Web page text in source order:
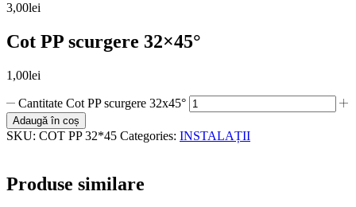
3,00lei
Cot PP scurgere 32×45°
1,00lei
Cantitate Cot PP scurgere 32x45°
Adaugă în coș
SKU: COT PP 32*45 Categories: INSTALAȚII
Produse similare